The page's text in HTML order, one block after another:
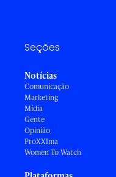
Seções
Notícias
Comunicação
Marketing
Mídia
Gente
Opinião
ProXXIma
Women To Watch